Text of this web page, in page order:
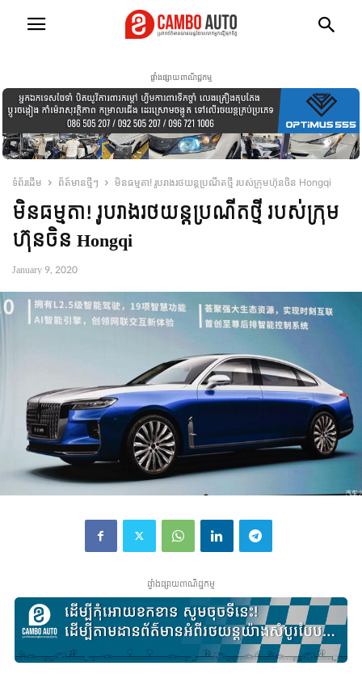
ផ្ទាំងផ្សាយពាណិជ្ជកម្ម
ទំព័រដើម ព័ត៍មានថ្មីៗ មិនធម្មតា! រូបរាងរថយន្តប្រណីតថ្មី របស់ក្រុមហ៊ុនចិន Hongqi
មិនធម្មតា! រូបរាងរថយន្តប្រណីតថ្មី របស់ក្រុម
ហ៊ុនចិន Hongqi
January 9, 2020
ផ្ទាំងផ្សាយពាណិជ្ជកម្ម